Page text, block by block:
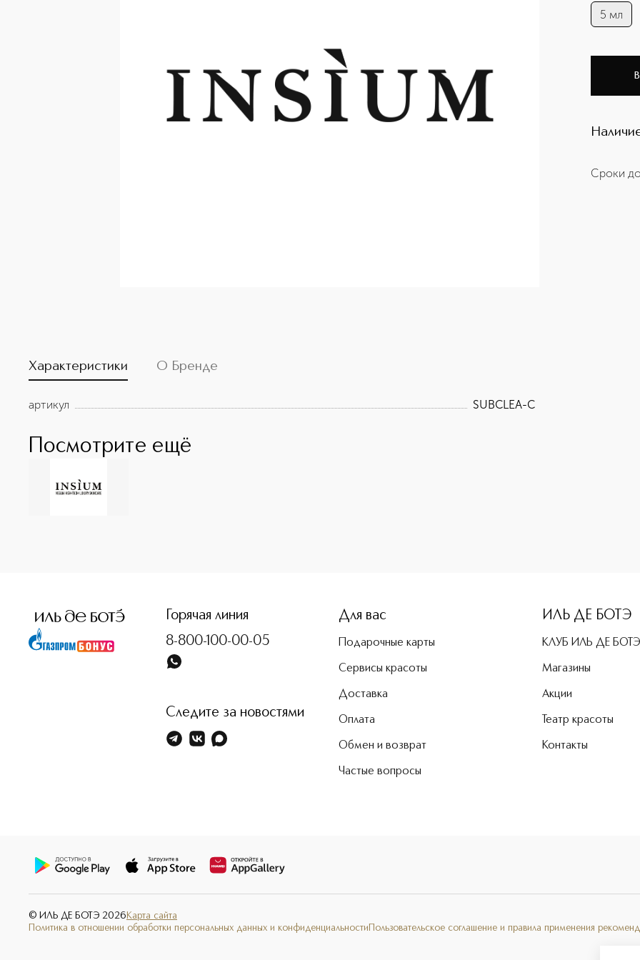
5 мл
Сроки
Характеристики О Бренде
артикул SUBCLEA-C
Посмотрите ещё
Горячая линия
8-800-100-00-05
Следите за новостями
Для вас
Подарочные карты
Сервисы красоты
Доставка
Оплата
Обмен и возврат
Частые вопросы
ИЛЬ ДЕ БОТЭ
КЛУБ ИЛЬ ДЕ БОТЭ
Магазины
Акции
Театр красоты
Контакты
© ИЛЬ ДЕ БОТЭ 2026 Карта сайта
Политика в отношении обработки персональных данных и конфиденциальности Пользовательское соглашение и правила применения